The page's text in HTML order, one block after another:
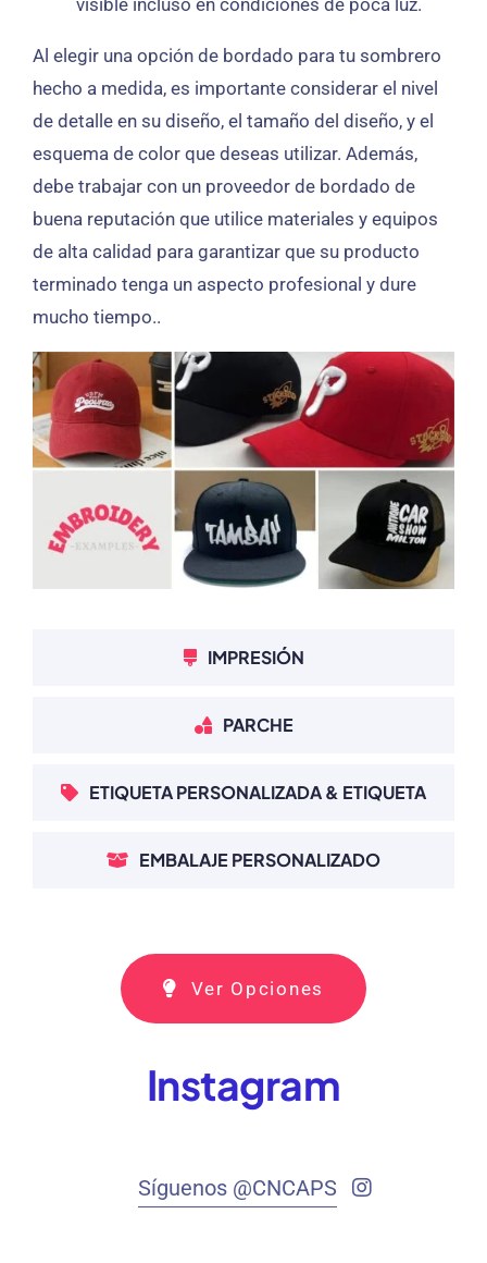
Al elegir una opción de bordado para tu sombrero
hecho a medida, es importante considerar el nivel
de detalle en su diseño, el tamaño del diseño, y el
esquema de color que deseas utilizar. Además,
debe trabajar con un proveedor de bordado de
buena reputación que utilice materiales y equipos
de alta calidad para garantizar que su producto
terminado tenga un aspecto profesional y dure
mucho tiempo..
IMPRESIÓN
PARCHE
ETIQUETA PERSONALIZADA & ETIQUETA
EMBALAJE PERSONALIZADO
Ver Opciones
Instagram
Síguenos @CNCAPS